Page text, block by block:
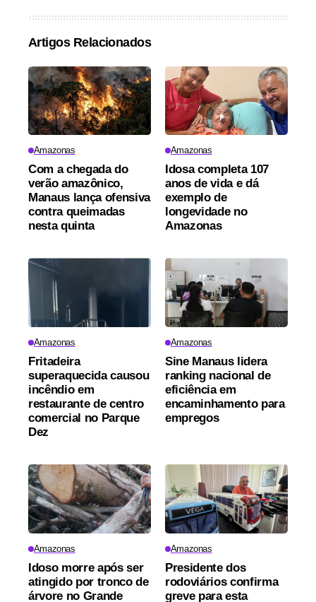
Artigos Relacionados
Amazonas
Com a chegada do
verão amazônico,
Manaus lança ofensiva
contra queimadas
nesta quinta
Amazonas
Idosa completa 107
anos de vida e dá
exemplo de
longevidade no
Amazonas
Amazonas
Fritadeira
superaquecida causou
incêndio em
restaurante de centro
comercial no Parque
Dez
Amazonas
Sine Manaus lidera
ranking nacional de
eficiência em
encaminhamento para
empregos
Amazonas
Idoso morre após ser
atingido por tronco de
árvore no Grande
Amazonas
Presidente dos
rodoviários confirma
greve para esta